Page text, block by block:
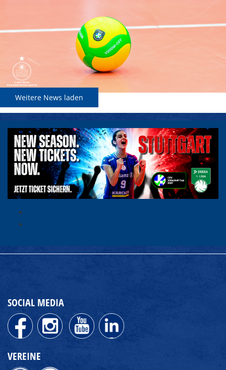
Weitere News laden
SOCIAL MEDIA
VEREINE